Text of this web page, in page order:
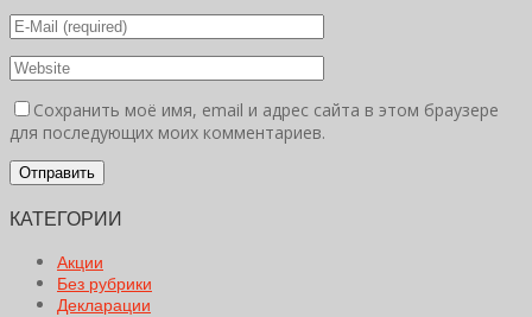
Сохранить моё имя, email и адрес сайта в этом браузере
для последующих моих комментариев.
КАТЕГОРИИ
Акции
Без рубрики
Декларации